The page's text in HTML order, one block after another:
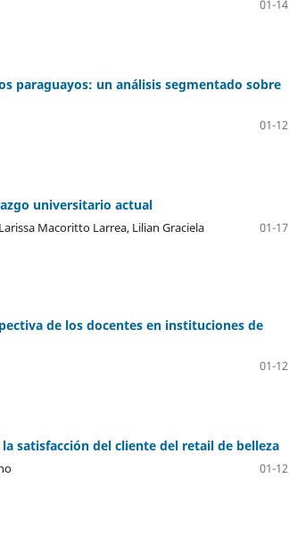
01-14
paraguayos: un análisis segmentado sobre
01-12
universitario actual
Macoritto Larrea, Lilian Graciela
01-17
de los docentes en instituciones de
01-12
satisfacción del cliente del retail de belleza
01-12